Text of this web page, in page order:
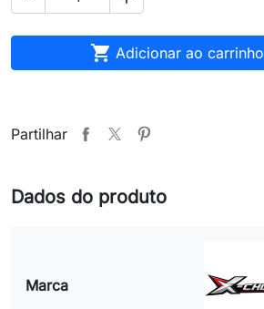
 Adicionar ao carrinho
Partilhar
Dados do produto
Marca